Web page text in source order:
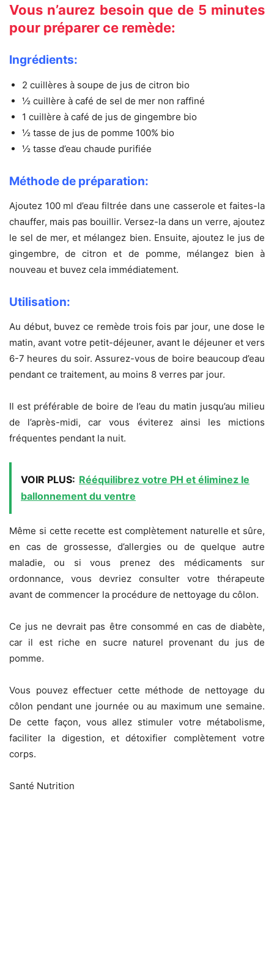
Vous n’aurez besoin que de 5 minutes
pour préparer ce remède:
Ingrédients:
2 cuillères à soupe de jus de citron bio
½ cuillère à café de sel de mer non raffiné
1 cuillère à café de jus de gingembre bio
½ tasse de jus de pomme 100% bio
½ tasse d’eau chaude purifiée
Méthode de préparation:
Ajoutez 100 ml d’eau filtrée dans une casserole et faites-la
chauffer, mais pas bouillir. Versez-la dans un verre, ajoutez
le sel de mer, et mélangez bien. Ensuite, ajoutez le jus de
gingembre, de citron et de pomme, mélangez bien à
nouveau et buvez cela immédiatement.
Utilisation:
Au début, buvez ce remède trois fois par jour, une dose le
matin, avant votre petit-déjeuner, avant le déjeuner et vers
6-7 heures du soir. Assurez-vous de boire beaucoup d’eau
pendant ce traitement, au moins 8 verres par jour.
Il est préférable de boire de l’eau du matin jusqu’au milieu
de l’après-midi, car vous éviterez ainsi les mictions
fréquentes pendant la nuit.
VOIR PLUS: Rééquilibrez votre PH et éliminez le
ballonnement du ventre
Même si cette recette est complètement naturelle et sûre,
en cas de grossesse, d’allergies ou de quelque autre
maladie, ou si vous prenez des médicaments sur
ordonnance, vous devriez consulter votre thérapeute
avant de commencer la procédure de nettoyage du côlon.
Ce jus ne devrait pas être consommé en cas de diabète,
car il est riche en sucre naturel provenant du jus de
pomme.
Vous pouvez effectuer cette méthode de nettoyage du
côlon pendant une journée ou au maximum une semaine.
De cette façon, vous allez stimuler votre métabolisme,
faciliter la digestion, et détoxifier complètement votre
corps.
Santé Nutrition